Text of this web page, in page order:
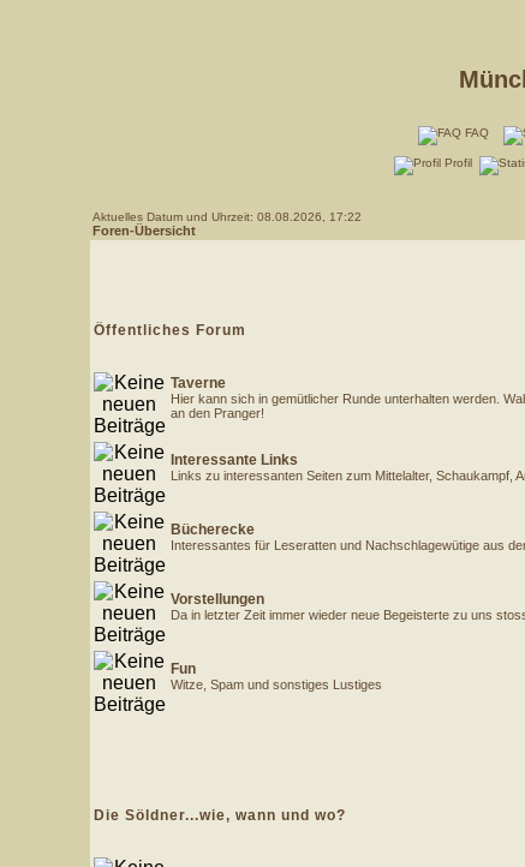
FAQ
Profil
Aktuelles Datum und Uhrzeit: 08.08.2026, 17:22
Foren-Übersicht
Öffentliches Forum
Taverne
Hier kann sich in gemütlicher Runde unterhalten werden.
an den Pranger!
Interessante Links
Links zu interessanten Seiten zum Mittelalter, Schaukampf,
Bücherecke
Interessantes für Leseratten und Nachschlagewütige aus
Vorstellungen
Da in letzter Zeit immer wieder neue Begeisterte zu uns
Fun
Witze, Spam und sonstiges Lustiges
Die Söldner...wie, wann und wo?